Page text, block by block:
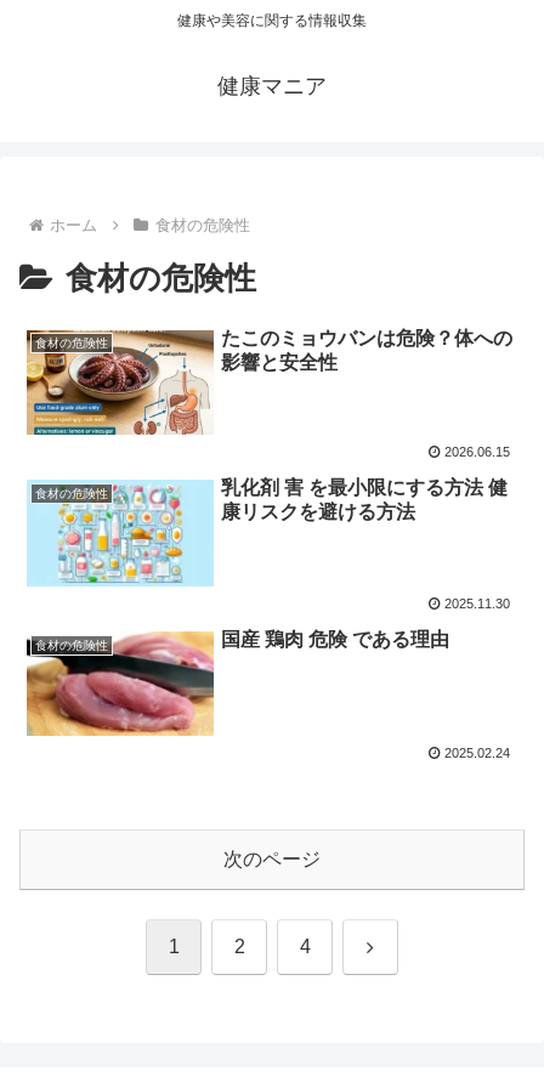
健康や美容に関する情報収集
健康マニア
ホーム 食材の危険性
食材の危険性
食材の危険性
たこのミョウバンは危険？体への
影響と安全性
2026.06.15
食材の危険性
乳化剤 害 を最小限にする方法 健
康リスクを避ける方法
2025.11.30
食材の危険性 国産 鶏肉 危険 である理由
2025.02.24
次のページ
1 2 4 次